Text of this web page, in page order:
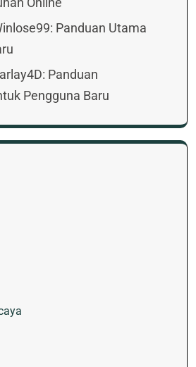
Panduan Utama
Panduan
Pengguna Baru